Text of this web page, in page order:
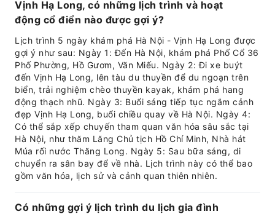
Vịnh Hạ Long, có những lịch trình và hoạt
động cổ điển nào được gợi ý?
Lịch trình 5 ngày khám phá Hà Nội - Vịnh Hạ Long được
gợi ý như sau: Ngày 1: Đến Hà Nội, khám phá Phố Cổ 36
Phố Phường, Hồ Gươm, Văn Miếu. Ngày 2: Đi xe buýt
đến Vịnh Hạ Long, lên tàu du thuyền để du ngoạn trên
biển, trải nghiệm chèo thuyền kayak, khám phá hang
động thạch nhũ. Ngày 3: Buổi sáng tiếp tục ngắm cảnh
đẹp Vịnh Hạ Long, buổi chiều quay về Hà Nội. Ngày 4:
Có thể sắp xếp chuyến tham quan văn hóa sâu sắc tại
Hà Nội, như thăm Lăng Chủ tịch Hồ Chí Minh, Nhà hát
Múa rối nước Thăng Long. Ngày 5: Sau bữa sáng, di
chuyển ra sân bay để về nhà. Lịch trình này có thể bao
gồm văn hóa, lịch sử và cảnh quan thiên nhiên.
Có những gợi ý lịch trình du lịch gia đình